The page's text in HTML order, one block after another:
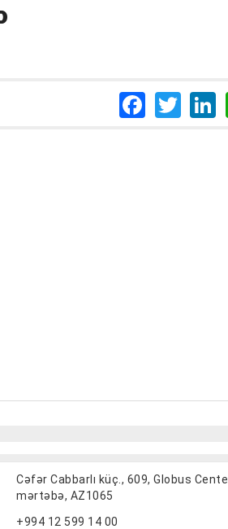
Cəfər Cabbarlı küç., 609, Globus
mərtəbə, AZ1065
+994 12 599 14 00